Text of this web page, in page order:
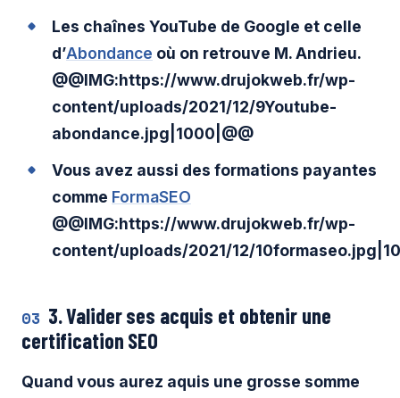
Les chaînes YouTube de Google et celle
d’Abondance où on retrouve M. Andrieu.
@@IMG:https://www.drujokweb.fr/wp-
content/uploads/2021/12/9Youtube-
abondance.jpg|1000|@@
Vous avez aussi des formations payantes
comme FormaSEO
@@IMG:https://www.drujokweb.fr/wp-
content/uploads/2021/12/
03 3. Valider ses acquis et obtenir une
certification SEO
Quand vous aurez aquis une grosse somme